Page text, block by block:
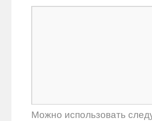
Можно использовать